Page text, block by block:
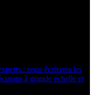
: nous écrivons les
à grande échelle et